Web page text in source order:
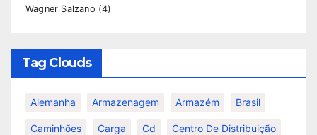
Wagner Salzano (4)
Tag Clouds
Alemanha Armazenagem Armazém Brasil
Caminhões Carga Cd Centro De Distribuição